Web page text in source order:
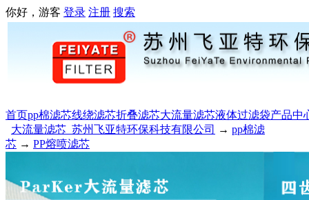
你好，游客 登录 注册 搜索
首页pp棉滤芯线绕滤芯折叠滤芯大流量滤芯液体过滤袋产品中
大流量滤芯_苏州飞亚特环保科技有限公司
→ pp棉滤
芯 → PP熔喷滤芯